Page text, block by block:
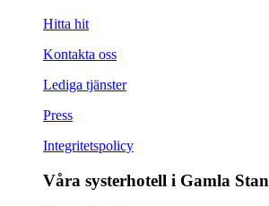
Hitta hit
Kontakta oss
Lediga tjänster
Press
Integritetspolicy
Våra systerhotell i Gamla Stan